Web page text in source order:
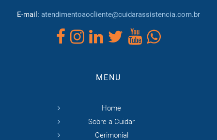
E-mail: atendimentoaocliente@cuidarassistencia.com.br
MENU
Home
Sobre a Cuidar
Cerimonial